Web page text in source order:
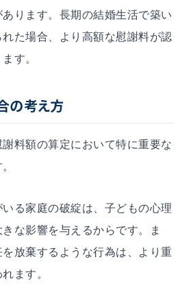
ります。長期の結婚生活で築い
た場合、より高額な慰謝料が認
す。
の考え方
料額の算定において特に重要な
る家庭の破綻は、子どもの心理
な影響を与えるからです。ま
放棄するような行為は、より重
ます。